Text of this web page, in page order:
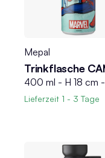
Mepal
Trinkflasche
Lieferzeit 1 - 3 Tage